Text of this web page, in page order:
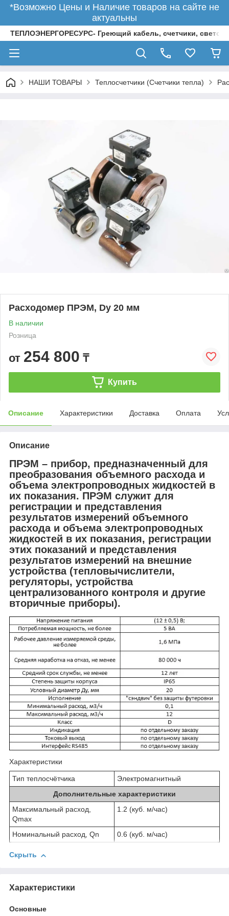
*Возможно Цены и Наличие товаров на сайте не
актуальны
ТЕПЛОЭНЕРГОРЕСУРС- Греющий кабель, счетчики,
НАШИ ТОВАРЫ Теплосчетчики (Счетчики тепла)
Расходомер ПРЭМ, Dy 20 мм
В наличии
Розница
от 254 800 ₸
Купить
Описание Характеристики Доставка Оплата
Описание
ПРЭМ – прибор, предназначенный для
преобразования объемного расхода и
объема электропроводных жидкостей в
их показания. ПРЭМ служит для
регистрации и представления
результатов измерений объемного
расхода и объема электропроводных
жидкостей в их показания, регистрации
этих показаний и представления
результатов измерений на внешние
устройства (тепловычислители,
регуляторы, устройства
централизованного контроля и другие
вторичные приборы).
Характеристики
Тип теплосчётчика
Электромагнитный
Дополнительные характеристики
Максимальный расход,
Qmax
1.2 (куб. м/час)
Номинальный расход, Qn 0.6 (куб. м/час)
Скрыть
Характеристики
Основные